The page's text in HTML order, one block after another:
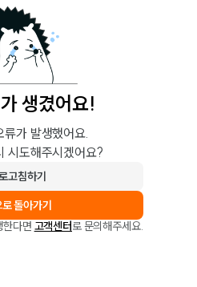
생겼어요!
류가 발생했어요.
시도해주시겠어요?
고침하기
돌아가기
한다면 고객센터로 문의해주세요.